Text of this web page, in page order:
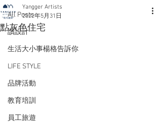
All Posts
讀設計
生活大小事楊格告訴你
LIFE STYLE
品牌活動
教育培訓
員工旅遊
點灰色住宅
Yangger Artists
2022年5月31日